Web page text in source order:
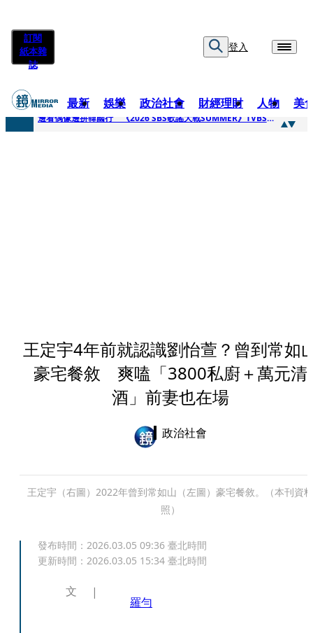
訂閱
紙本雜
誌
登入
最新 娛樂 政治社會 財經理財 人物 美
快訊
邊看偶像邊拚韓國行 《2026 SBS歌謠大戰SUMMER》TVBS直播祭追星福利
王定宇4年前就認識劉怡萱？曾到常如
豪宅餐敘 爽嗑「3800私廚＋萬元清
酒」前妻也在場
政治社會
王定宇（右圖）2022年曾到常如山（左圖）豪宅餐敘。（本刊資料
照）
發布時間： 2026.03.05 09:36 臺北時間
更新時間： 2026.03.05 15:34 臺北時間
文
羅勻